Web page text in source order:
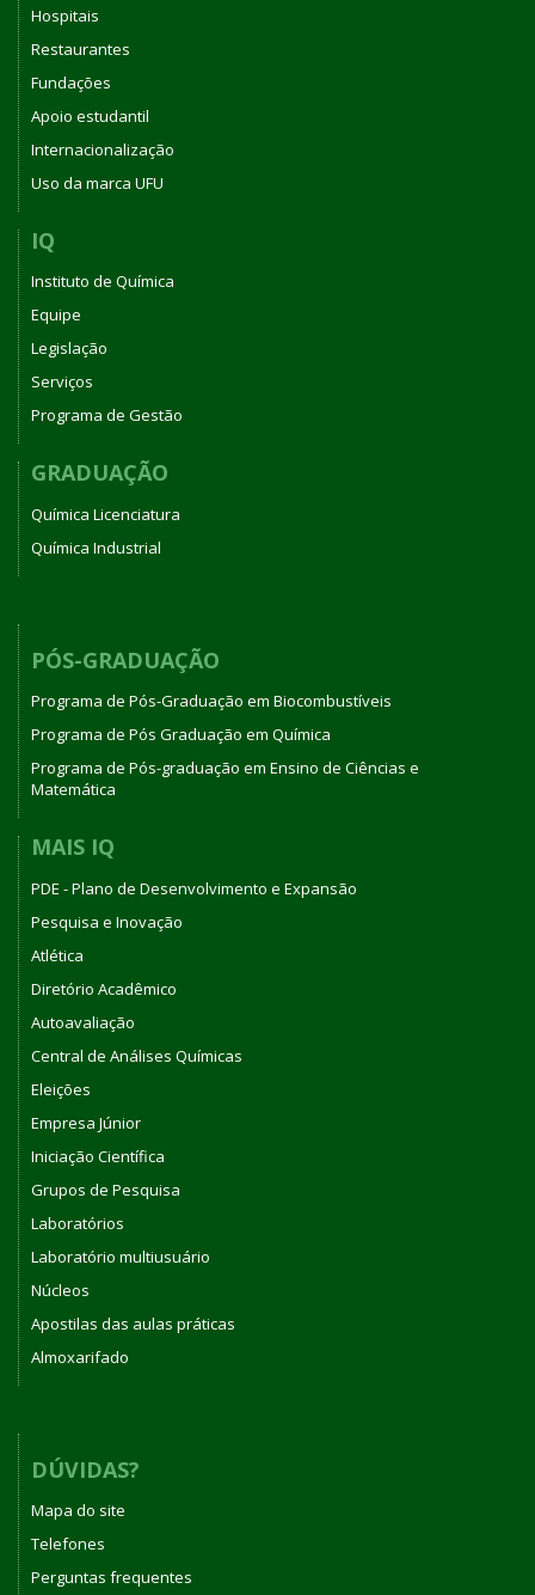
Hospitais
Restaurantes
Fundações
Apoio estudantil
Internacionalização
Uso da marca UFU
IQ
Instituto de Química
Equipe
Legislação
Serviços
Programa de Gestão
GRADUAÇÃO
Química Licenciatura
Química Industrial
PÓS-GRADUAÇÃO
Programa de Pós-Graduação em Biocombustíveis
Programa de Pós Graduação em Química
Programa de Pós-graduação em Ensino de Ciências e
Matemática
MAIS IQ
PDE - Plano de Desenvolvimento e Expansão
Pesquisa e Inovação
Atlética
Diretório Acadêmico
Autoavaliação
Central de Análises Químicas
Eleições
Empresa Júnior
Iniciação Científica
Grupos de Pesquisa
Laboratórios
Laboratório multiusuário
Núcleos
Apostilas das aulas práticas
Almoxarifado
DÚVIDAS?
Mapa do site
Telefones
Perguntas frequentes